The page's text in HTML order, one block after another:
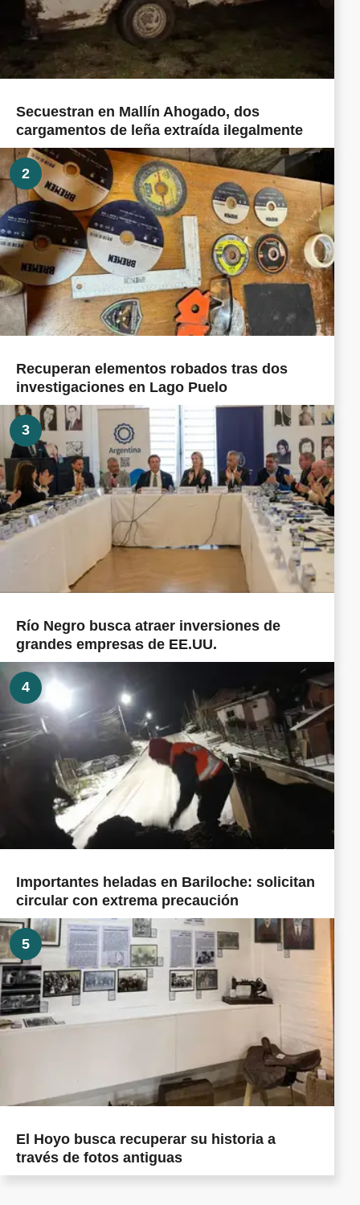
Secuestran en Mallín Ahogado, dos
cargamentos de leña extraída ilegalmente
2
Recuperan elementos robados tras dos
investigaciones en Lago Puelo
3
Río Negro busca atraer inversiones de
grandes empresas de EE.UU.
4
Importantes heladas en Bariloche: solicitan
circular con extrema precaución
5
El Hoyo busca recuperar su historia a
través de fotos antiguas